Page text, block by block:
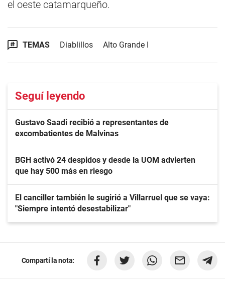
el oeste catamarqueño.
TEMAS Diablillos Alto Grande I
Seguí leyendo
Gustavo Saadi recibió a representantes de
excombatientes de Malvinas
BGH activó 24 despidos y desde la UOM advierten
que hay 500 más en riesgo
El canciller también le sugirió a Villarruel que se vaya:
"Siempre intentó desestabilizar"
Compartí la nota: